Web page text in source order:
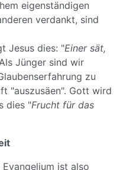
eigenständigen
verdankt, sind
Jesus dies: "Einer sät,
Jünger sind wir
zu
"auszusäen". Gott wird
dies "Frucht für das
ist also